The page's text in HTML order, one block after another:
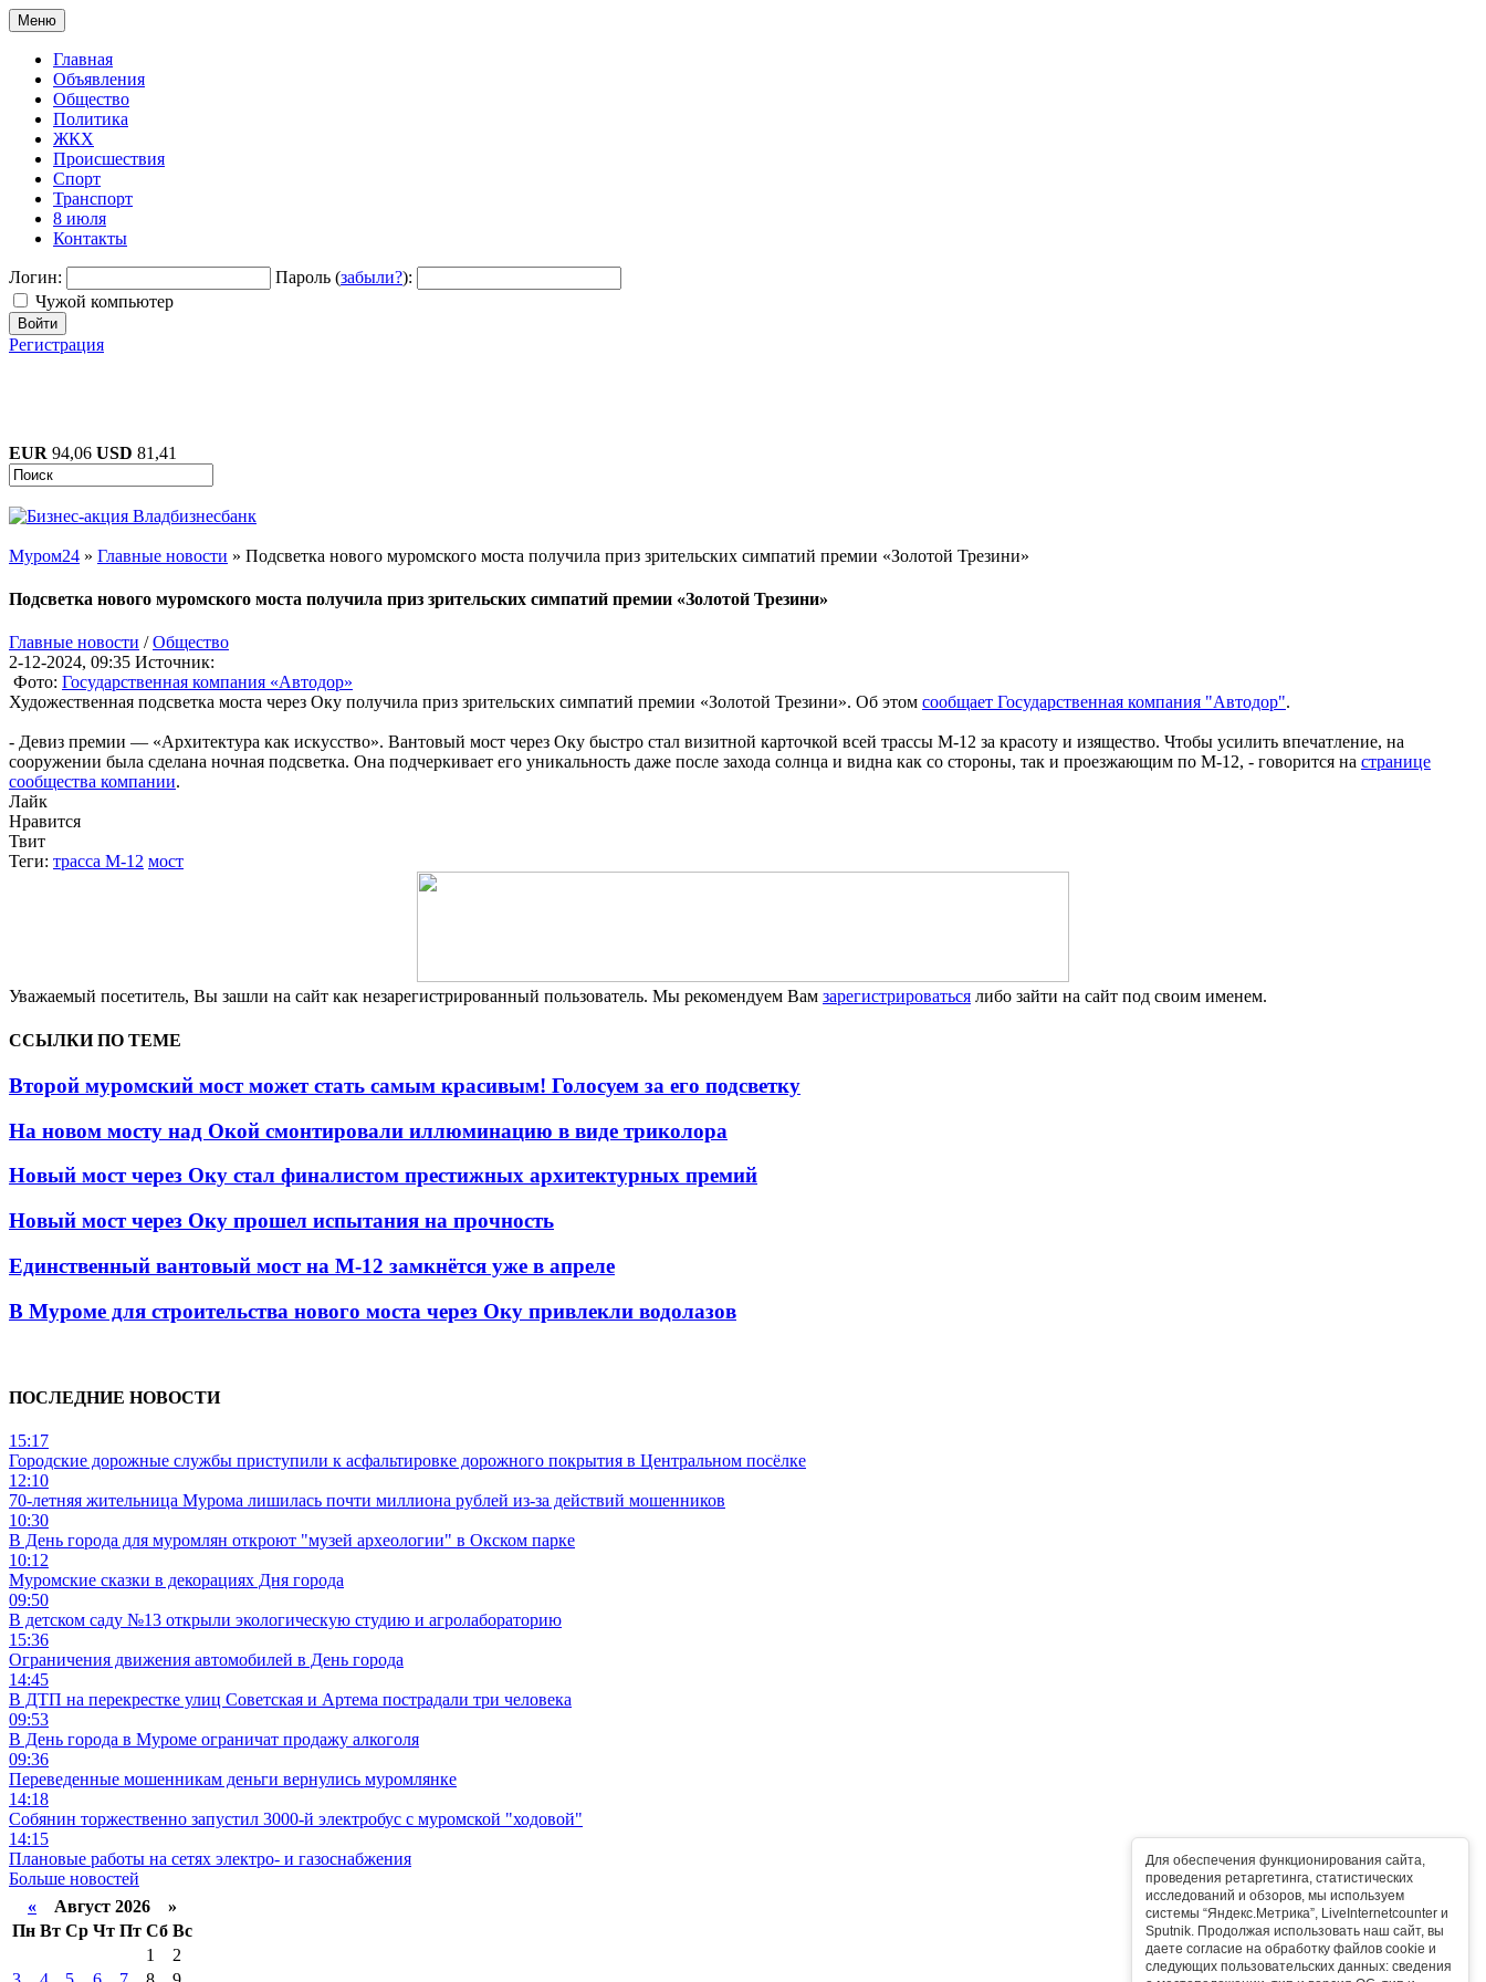
Для обеспечения функционирования сайта,
проведения ретаргетинга, статистических
исследований и обзоров, мы используем
системы “Яндекс.Метрика”, LiveInternetcounter и
Sputnik. Продолжая использовать наш сайт, вы
даете согласие на обработку файлов cookie и
следующих пользовательских данных: сведения
Меню
Главная
Объявления
Общество
Политика
ЖКХ
Происшествия
Спорт
Транспорт
8 июля
Контакты
Логин: Пароль (забыли?):
Чужой компьютер
Войти
Регистрация
EUR 94,06 USD 81,41
Муром24 » Главные новости » Подсветка нового муромского моста получила приз зрительских симпатий премии «Золотой Трезини»
Подсветка нового муромского моста получила приз зрительских симпатий премии «Золотой Трезини»
Главные новости /Общество
2-12-2024, 09:35 Источник:
Фото: Государственная компания «Автодор»
Художественная подсветка моста через Оку получила приз зрительских симпатий премии «Золотой Трезини». Об этом сообщает Государственная компания "Автодор".
- Девиз премии — «Архитектура как искусство». Вантовый мост через Оку быстро стал визитной карточкой всей трассы М-12 за красоту и изящество. Чтобы усилить впечатление, на
сооружении была сделана ночная подсветка. Она подчеркивает его уникальность даже после захода солнца и видна как со стороны, так и проезжающим по М-12, - говорится на странице
сообщества компании.
Лайк
Нравится
Твит
Теги: трасса М-12 мост
Уважаемый посетитель, Вы зашли на сайт как незарегистрированный пользователь. Мы рекомендуем Вам зарегистрироваться либо зайти на сайт под своим именем.
ССЫЛКИ ПО ТЕМЕ
Второй муромский мост может стать самым красивым! Голосуем за его подсветку
На новом мосту над Окой смонтировали иллюминацию в виде триколора
Новый мост через Оку стал финалистом престижных архитектурных премий
Новый мост через Оку прошел испытания на прочность
Единственный вантовый мост на М-12 замкнётся уже в апреле
В Муроме для строительства нового моста через Оку привлекли водолазов
ПОСЛЕДНИЕ НОВОСТИ
15:17
Городские дорожные службы приступили к асфальтировке дорожного покрытия в Центральном посёлке
12:10
70-летняя жительница Мурома лишилась почти миллиона рублей из-за действий мошенников
10:30
В День города для муромлян откроют "музей археологии" в Окском парке
10:12
Муромские сказки в декорациях Дня города
09:50
В детском саду №13 открыли экологическую студию и агролабораторию
15:36
Ограничения движения автомобилей в День города
14:45
В ДТП на перекрестке улиц Советская и Артема пострадали три человека
09:53
В День города в Муроме ограничат продажу алкоголя
09:36
Переведенные мошенникам деньги вернулись муромлянке
14:18
Собянин торжественно запустил 3000-й электробус с муромской "ходовой"
14:15
Плановые работы на сетях электро- и газоснабжения
Больше новостей
« Август 2026 »
Пн Вт Ср Чт Пт Сб Вс
1
2